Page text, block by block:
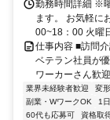
勤務時間詳細 ※
ます。 お気軽に
00~18：00 火曜
仕事内容 ■訪問
ベテラン社員が
ワーカーさん歓
業界未経験者歓迎 変
副業・WワークOK
1
60代も応募可
資格取